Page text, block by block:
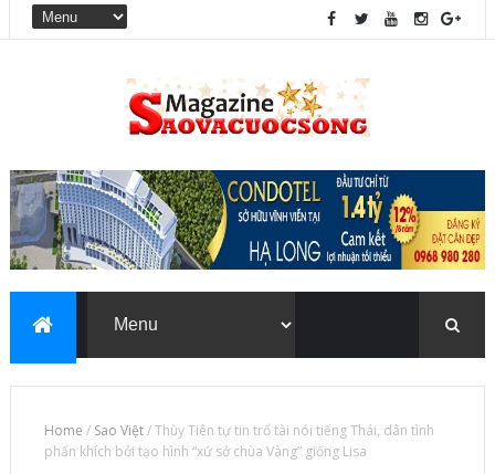
Home / Sao Việt/Thùy Tiên tự tin trổ tài nói tiếng Thái, dân tình
phấn khích bởi tạo hình “xứ sở chùa Vàng” giống Lisa